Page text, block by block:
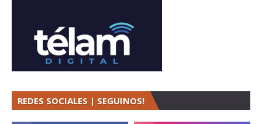
REDES SOCIALES | SEGUINOS!